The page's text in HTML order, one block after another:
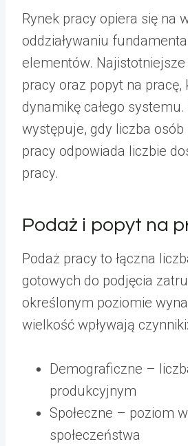
Rynek pracy opiera się na
oddziaływaniu
elementów.
pracy oraz popyt na pracę,
dynamikę całego
występuje, gdy liczba
pracy odpowiada liczbie
pracy.
Podaż i popyt na
Podaż pracy to łączna
gotowych do podjęcia
określonym poziomie
wielkość wpływają czynniki:
Demograficzne –
produkcyjnym
Społeczne – poziom
społeczeństwa